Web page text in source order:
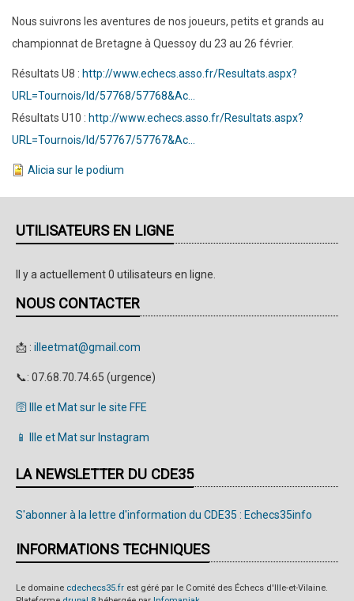
Nous suivrons les aventures de nos joueurs, petits et grands au
championnat de Bretagne à Quessoy du 23 au 26 février.
Résultats U8 : http://www.echecs.asso.fr/Resultats.aspx?
URL=Tournois/Id/57768/57768&Ac…
Résultats U10 : http://www.echecs.asso.fr/Resultats.aspx?
URL=Tournois/Id/57767/57767&Ac…
Alicia sur le podium
UTILISATEURS EN LIGNE
Il y a actuellement 0 utilisateurs en ligne.
NOUS CONTACTER
📩 : illeetmat@gmail.com
📞: 07.68.70.74.65 (urgence)
🛜 Ille et Mat sur le site FFE
📱 Ille et Mat sur Instagram
LA NEWSLETTER DU CDE35
S'abonner à la lettre d'information du CDE35 : Echecs35info
INFORMATIONS TECHNIQUES
Le domaine cdechecs35.fr est géré par le Comité des Échecs d'Ille-et-Vilaine.